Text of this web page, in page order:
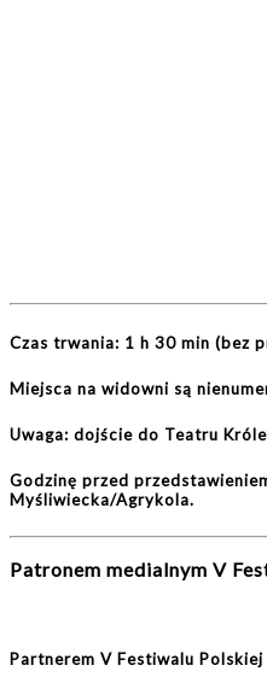
Czas trwania: 1 h 30 min (bez
Miejsca na widowni są
Uwaga: dojście do Teatru
Godzinę przed
Myśliwiecka/Agrykola.
Patronem medialnym V
Partnerem V Festiwalu